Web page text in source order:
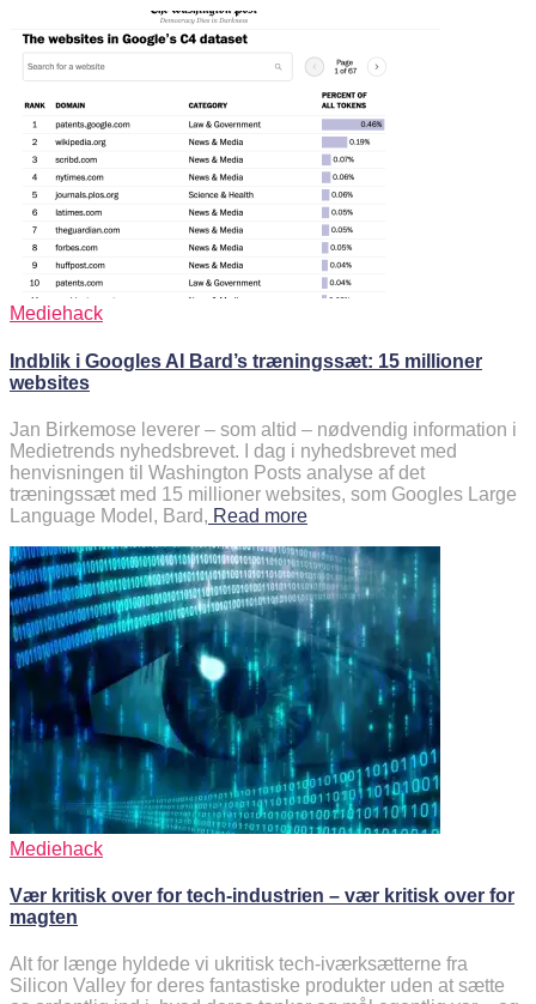
Mediehack
Indblik i Googles AI Bard’s træningssæt: 15 millioner
websites
Jan Birkemose leverer – som altid – nødvendig information i
Medietrends nyhedsbrevet. I dag i nyhedsbrevet med
henvisningen til Washington Posts analyse af det
træningssæt med 15 millioner websites, som Googles Large
Language Model, Bard, Read more
Mediehack
Vær kritisk over for tech-industrien – vær kritisk over for
magten
Alt for længe hyldede vi ukritisk tech-iværksætterne fra
Silicon Valley for deres fantastiske produkter uden at sætte